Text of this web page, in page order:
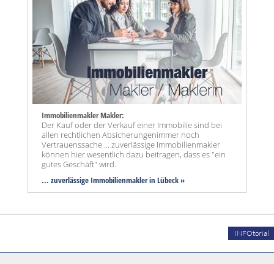
Immobilienmakler Makler:
Der Kauf oder der Verkauf einer Immobilie sind bei
allen rechtlichen Absicherungenimmer noch
Vertrauenssache ... zuverlässige Immobilienmakler
können hier wesentlich dazu beitragen, dass es "ein
gutes Geschäft" wird.
... zuverlässige Immobilienmakler in Lübeck »
INFOtorial